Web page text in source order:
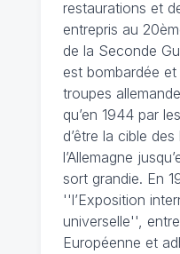
restaurations et
entrepris au
de la Seconde
est bombardée
troupes
qu’en 1944 par
d’être la cible
l’Allemagne
sort grandie. En
''l’Exposition
universelle'',
Européenne et